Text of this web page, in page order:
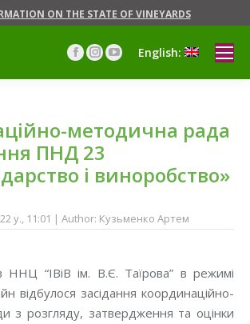
ON THE STATE OF VINEYARDS
Facebook
page
new
window
Instagram
page
new
window
YouTube
page
new
window
English:
методична рада
ПНД 23
і виноробство»
y., 11:01 | Author: Кузьменко Артем
ННЦ “ІВіВ ім. В.Є. Таїрова” в режимі
відбулося засідання координаційно-
з розгляду, затвердження та оцінки